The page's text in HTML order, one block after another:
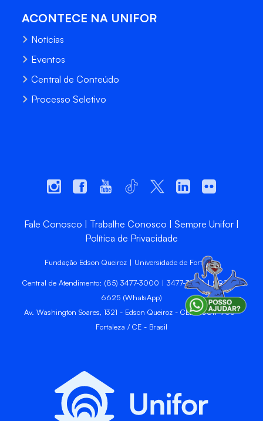
ACONTECE NA UNIFOR
Notícias
Eventos
Central de Conteúdo
Processo Seletivo
Fale Conosco Trabalhe Conosco
Sempre Unifor
Política de Privacidade
Fundação Edson Queiroz | Universidade de Fortaleza
Central de Atendimento: (85) 3477-3000 | 3477-3400 | 99246-
6625 (WhatsApp)
Av. Washington Soares, 1321 - Edson Queiroz - CEP 60811-905 -
Fortaleza / CE - Brasil